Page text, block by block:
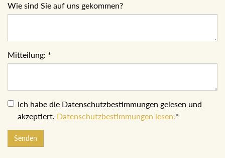
Wie sind Sie auf uns gekommen?
Mitteilung: *
Ich habe die Datenschutzbestimmungen gelesen und
akzeptiert. Datenschutzbestimmungen lesen.*
Senden